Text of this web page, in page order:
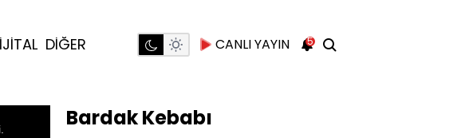
DİĞER CANLI YAYIN 5
Bardak Kebabı